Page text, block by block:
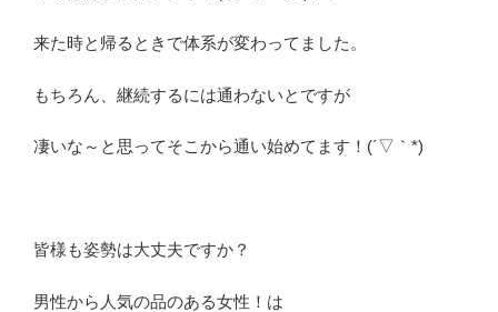
来た時と帰るときで体系が変わってました。
もちろん、継続するには通わないとですが
凄いな～と思ってそこから通い始めてます！(´▽｀*)
皆様も姿勢は大丈夫ですか？
男性から人気の品のある女性！は